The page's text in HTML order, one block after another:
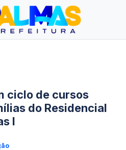
ciclo de cursos
do Residencial
I